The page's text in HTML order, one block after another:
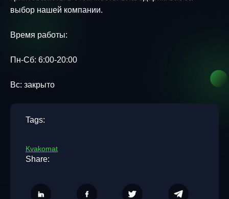
выбор нашей компании.
Время работы:
Пн-Сб: 6:00-20:00
Вс: закрыто
Tags:
Kvakomat
Share: